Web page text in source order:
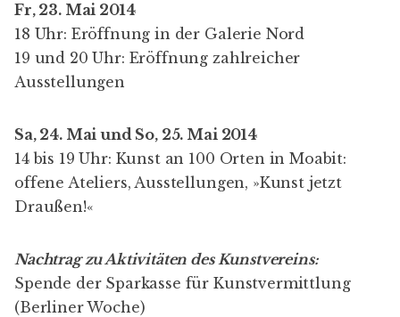
Fr, 23. Mai 2014
18 Uhr: Eröffnung in der Galerie Nord
19 und 20 Uhr: Eröffnung zahlreicher
Ausstellungen
Sa, 24. Mai und So, 25. Mai 2014
14 bis 19 Uhr: Kunst an 100 Orten in Moabit:
offene Ateliers, Ausstellungen, »Kunst jetzt
Draußen!«
Nachtrag zu Aktivitäten des Kunstvereins:
Spende der Sparkasse für Kunstvermittlung
(Berliner Woche)